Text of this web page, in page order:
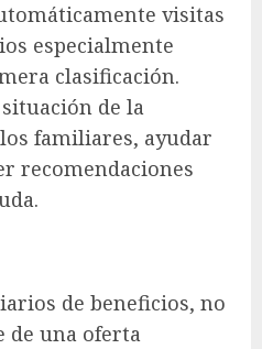
visitas
especialmente
clasificación.
de la
familiares, ayudar
recomendaciones
de beneficios, no
de una oferta